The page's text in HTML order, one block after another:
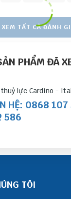
XEM TẤT CẢ ĐÁNH
PHẨM ĐÃ
lực Cardino -
HỆ: 0868
586
TÔI